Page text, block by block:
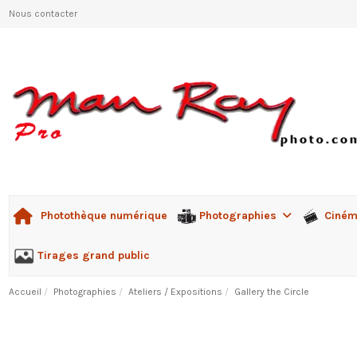
Nous contacter
Photothèque numérique Photographies
Tirages grand public
Accueil Photographies Ateliers / Expositions Gallery the Circle